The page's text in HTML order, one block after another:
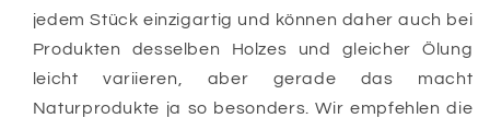
jedem Stück einzigartig und können daher auch bei
Produkten desselben Holzes und gleicher Ölung
leicht variieren, aber gerade das macht
Naturprodukte ja so besonders. Wir empfehlen die